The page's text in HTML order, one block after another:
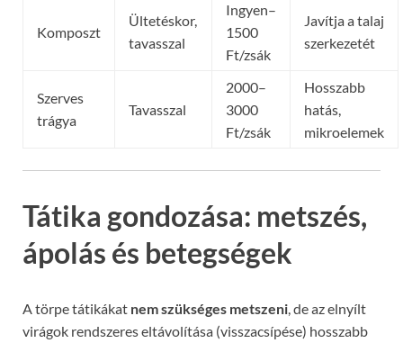
Komposzt
Ültetéskor,
tavasszal
Ingyen–
1500
Ft/zsák
Javítja a talaj
szerkezetét
Szerves
trágya
Tavasszal
2000–
3000
Ft/zsák
Hosszabb
hatás,
mikroelemek
Tátika gondozása: metszés,
ápolás és betegségek
A törpe tátikákat nem szükséges metszeni, de az elnyílt
virágok rendszeres eltávolítása (visszacsípése) hosszabb